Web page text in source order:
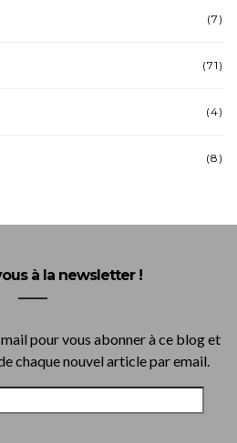
(7)
(71)
(4)
(8)
à la newsletter !
pour vous abonner à ce blog et
chaque nouvel article par email.